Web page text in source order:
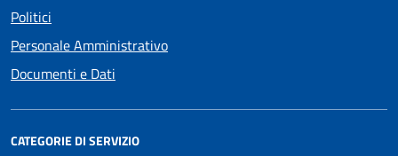
Politici
Personale Amministrativo
Documenti e Dati
CATEGORIE DI SERVIZIO